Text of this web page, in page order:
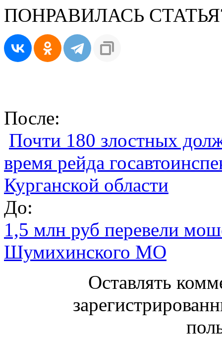
ПОНРАВИЛАСЬ
После:
Почти 180 злостных
время рейда
Курганской области
До:
1,5 млн руб перевели
Шумихинского МО
Оставлять